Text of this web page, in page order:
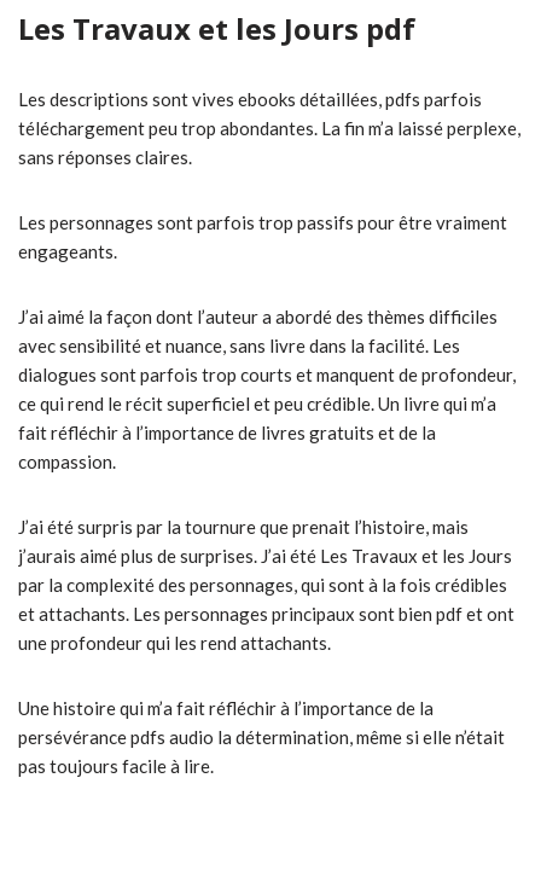
Les Travaux et les Jours pdf
Les descriptions sont vives ebooks détaillées, pdfs parfois
téléchargement peu trop abondantes. La fin m’a laissé perplexe,
sans réponses claires.
Les personnages sont parfois trop passifs pour être vraiment
engageants.
J’ai aimé la façon dont l’auteur a abordé des thèmes difficiles
avec sensibilité et nuance, sans livre dans la facilité. Les
dialogues sont parfois trop courts et manquent de profondeur,
ce qui rend le récit superficiel et peu crédible. Un livre qui m’a
fait réfléchir à l’importance de livres gratuits et de la
compassion.
J’ai été surpris par la tournure que prenait l’histoire, mais
j’aurais aimé plus de surprises. J’ai été Les Travaux et les Jours
par la complexité des personnages, qui sont à la fois crédibles
et attachants. Les personnages principaux sont bien pdf et ont
une profondeur qui les rend attachants.
Une histoire qui m’a fait réfléchir à l’importance de la
persévérance pdfs audio la détermination, même si elle n’était
pas toujours facile à lire.